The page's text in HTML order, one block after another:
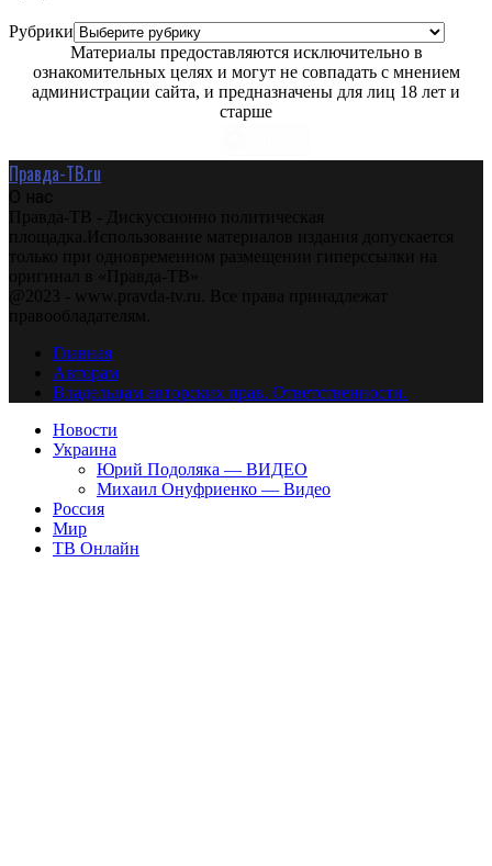
Рубрики
Материалы предоставляются исключительно в
ознакомительных целях и могут не совпадать с мнением
администрации сайта, и предназначены для лиц 18 лет и
старше
Правда-ТВ.ru
О нас
Правда-ТВ - Дискуссионно политическая
площадка.Использование материалов издания допускается
только при одновременном размещении гиперссылки на
оригинал в «Правда-ТВ»
@2023 - www.pravda-tv.ru. Все права принадлежат
правообладателям.
Главная
Авторам
Владельцам авторских прав. Ответственности.
Новости
Украина
Юрий Подоляка — ВИДЕО
Михаил Онуфриенко — Видео
Россия
Мир
ТВ Онлайн